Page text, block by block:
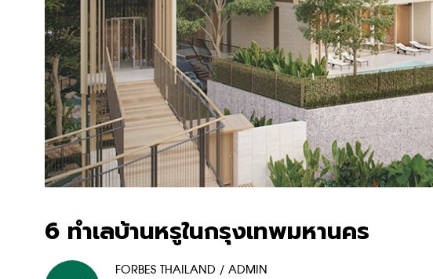
6 ทำเลบ้านหรูในกรุงเทพมหานคร
FORBES THAILAND / ADMIN